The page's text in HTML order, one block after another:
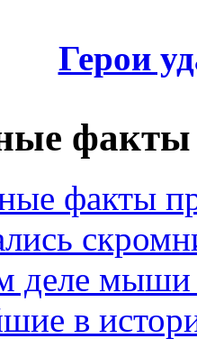
Герои
факты
факты
деле мыши
в